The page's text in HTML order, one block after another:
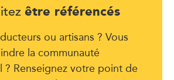
être référencés
ou artisans ? Vous
la communauté
? Renseignez votre point de